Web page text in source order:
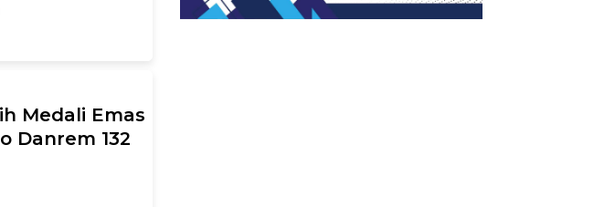
Medali Emas
Danrem 132